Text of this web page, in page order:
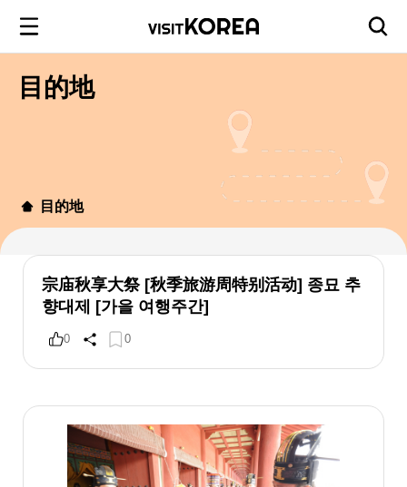
目的地
目的地
宗庙秋享大祭 [秋季旅游周特别活动] 종묘 추
향대제 [가을 여행주간]
0 0